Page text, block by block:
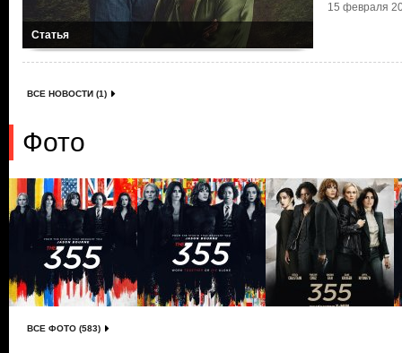
Статья
15 февраля
ВСЕ НОВОСТИ (1)
Фото
ВСЕ ФОТО (583)